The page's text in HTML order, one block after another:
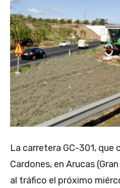
La carretera GC-301, que
Cardones, en Arucas
al tráfico el próximo